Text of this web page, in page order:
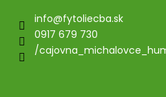
info@fytoliecba.sk
0917 679 730
/